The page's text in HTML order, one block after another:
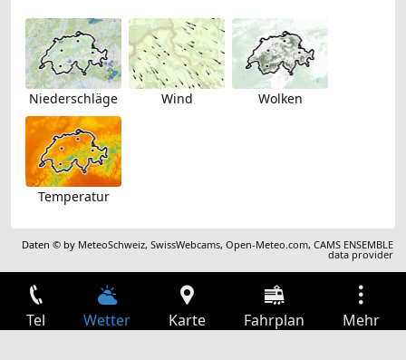
Niederschläge Wind Wolken
Temperatur
Daten © by MeteoSchweiz,SwissWebcams,Open-Meteo.com,CAMS ENSEMBLE
data provider
Tel Wetter Karte Fahrplan Mehr